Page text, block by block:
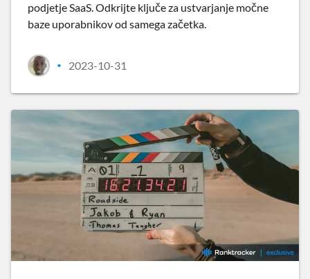
podjetje SaaS. Odkrijte ključe za ustvarjanje močne
baze uporabnikov od samega začetka.
• 2023-10-31